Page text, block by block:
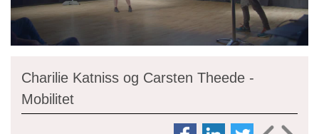
Charilie Katniss og Carsten Theede -
Mobilitet